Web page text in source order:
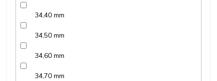
34,40 mm
34,50 mm
34,60 mm
34,70 mm